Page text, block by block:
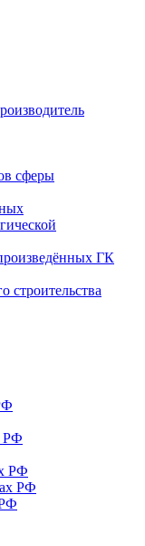
сферы
ГК
строительства
РФ
РФ
РФ